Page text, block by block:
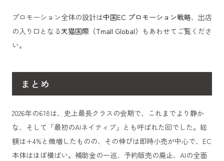
プロモーション全体の設計は中国EC プロモーション戦略、出店
の入り口となる天猫国際（Tmall Global） もあわせてご覧くださ
い。
まとめ
2026年の618は、史上最長クラスの会期で、これまでより静か
な、そして「最初のAIネイティブ」とも呼ばれた回でした。総
額は+4%と微増したものの、その伸びは即時小売が中心で、EC
本体はほぼ横ばい。補助金の一巡、予約販売の廃止、AIの全面